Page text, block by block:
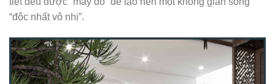
“độc nhất vô nhị”.